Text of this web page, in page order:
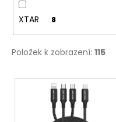
XTAR 8
Položek k zobrazení: 115
V